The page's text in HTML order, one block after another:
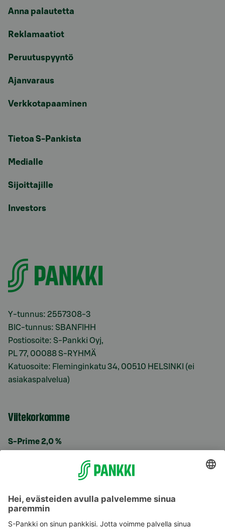
Anna palautetta
Reklamaatiot
Peruutuspyyntö
Ajanvaraus
Verkkotapaaminen
Tietoa S-Pankista
Medialle
Sijoittajille
Investors
Y-tunnus: 2557308-3
BIC-tunnus: SBANFIHH
Postiosoite: S-Pankki Oyj,
PL 77, 00088 S-RYHMÄ
Katuosoite: Fleminginkatu 34, 00510 HELSINKI (ei
asiakaspalvelua)
Viitekorkomme
S-Prime 2,0 %